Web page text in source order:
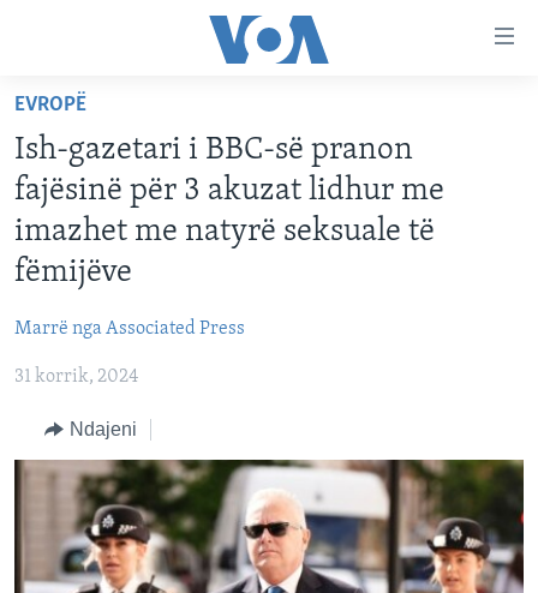
faqen
kryesore
Kalo
tek
faqja
kryesore
tek
FAQJA KRYESORE
KATEGORITË
AMERIKA
BALLKANI
BOTA
MJEDISI
KULTURË
SHKENCË DHE TEKNOLOGJI
SHËNDETËSI
INTERVISTA
DITARI
Learning English
FOLLOW US
Gjuhët
EVROPË
Ish-gazetari i BBC-së pranon
fajësinë për 3 akuzat lidhur me
imazhet me natyrë seksuale të
fëmijëve
Marrë nga Associated Press
31 korrik, 2024
Ndajeni